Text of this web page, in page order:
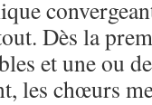
Dès la
et une ou
les chœurs